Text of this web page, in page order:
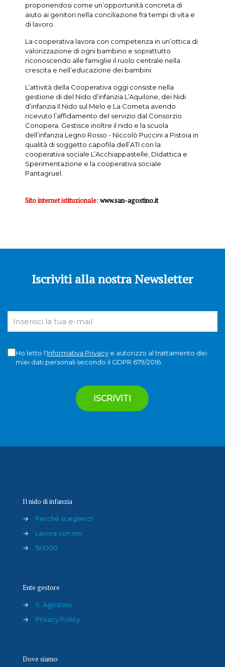
proponendosi come un’opportunità concreta di
aiuto ai genitori nella conciliazione fra tempi di vita e
di lavoro.
La cooperativa lavora con competenza in un’ottica di
valorizzazione di ogni bambino e soprattutto
riconoscendo alle famiglie il ruolo centrale nella
crescita e nell’educazione dei bambini.
L’attività della Cooperativa oggi consiste nella
gestione di del Nido d’infanzia L’Aquilone, dei Nidi
d’infanzia Il Nido sul Melo e La Cometa avendo
ricevuto l’affidamento del servizio dal Consorzio
Conopera. Gestisce inoltre il nido e la scuola
dell’infanzia Legno Rosso - Niccolò Puccini a Pistoia in
qualità di soggetto capofila dell’ATI con la
cooperativa sociale L’Acchiappastelle, Didattica e
Sperimentazione e la cooperativa sociale
Pantagruel.
Sito internet istituzionale:www.san-agostino.it
Iscriviti alla nostra Newsletter
Ho letto l'Informativa Privacye autorizzo al trattamento dei
miei dati personali secondo il GDPR 679/2016.
Il nido di infanzia
→
Perché sceglierci
→
Lavora con noi
→
5x1000
Ente gestore
→
S. Agostino
→
Privacy Policy
Dove siamo